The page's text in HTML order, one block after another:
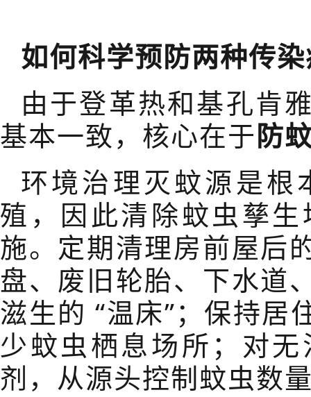
如何科学预防两种传
由于登革热和基孔肯
基本一致，核心在于防
环境治理灭蚊源是根
殖，因此清除蚊虫孳
施。定期清理房前屋后
盘、废旧轮胎、下水道
滋生的 “温床”；保持居
少蚊虫栖息场所；对
剂，从源头控制蚊虫数